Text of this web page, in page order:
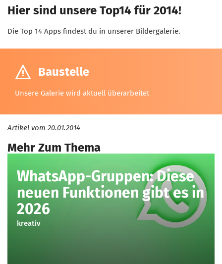
Hier sind unsere Top14 für 2014!
Die Top 14 Apps findest du in unserer Bildergalerie.
Baustelle
Unsere Galerie wird aktuell überarbeitet
Artikel vom 20.01.2014
Mehr Zum Thema
WhatsApp-Gruppen: Diese
neuen Funktionen gibt es in
2026
kreativ